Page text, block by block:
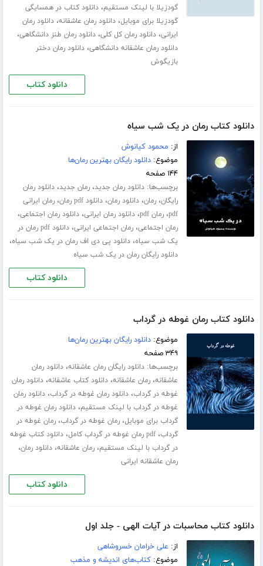
گودزیلا با لینک مستقیم،دانلود کتاب در همسایگی
گودزیلا برای موبایل،دانلود رمان عاشقانه،دانلود رمان
ایرانی،دانلود رمان کل کلی،دانلود رمان طنز دانشگاهی،
دانلود رمان عاشقانه دانشگاهی،دانلود رمان دختر
بازیگوش
دانلود کتاب
دانلود کتاب رمان در یک شب سیاه
از: محمود کیانوش
موضوع:دانلود رایگان بهترین رمان‌ها
۱۴۴ صفحه
برچسب‌ها:دانلود رمان جدید،رمان جدید،دانلود رمان
رایگان،رمان،دانلود رمان،دانلود pdf رمان ،رمان ایرانی
pdf،رمان pdf ،دانلود رمان ایرانی،دانلود رمان اجتماعی،
رمان اجتماعی،رمان اجتماعی ایرانی،
دانلود pdf رمان در
یک شب سیاه،دانلود پی دی اف رمان در یک شب سیاه،
دانلود رایگان رمان در یک شب سیاه
دانلود کتاب
دانلود کتاب رمان غوطه در گرداب
موضوع:دانلود رایگان بهترین رمان‌ها
۳۴۹ صفحه
برچسب‌ها:دانلود رایگان رمان عاشقانه،دانلود رمان
عاشقانه،رمان عاشقانه،دانلود کتاب عاشقانه،دانلود رمان
غوطه در گرداب،دانلود رمان غوطه در گرداب،دانلود رمان
غوطه در گرداب با لینک مستقیم،دانلود رمان غوطه در
گرداب برای موبایل،رمان غوطه در گرداب،رمان غوطه در
گرداب،pdf رمان غوطه در گرداب کامل ،دانلود کتاب غوطه
در گرداب با لینک مستقیم،رمان عاشقانه،دانلود رمان،
رمان عاشقانه ایرانی
دانلود کتاب
دانلود کتاب محاسبات در آیات الهی - جلد اول
از: علی خرامان خسروشاهی
موضوع:کتاب‌های اندیشه و مذهب